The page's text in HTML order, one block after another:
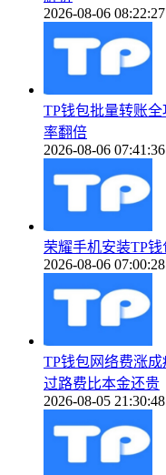
2026-08-06 08:22:27
TP钱包批量转账
率翻倍
2026-08-06 07:41:36
荣耀手机安装TP
2026-08-06 07:00:28
TP钱包网络费涨成
过路费比本金还贵
2026-08-05 21:30:48